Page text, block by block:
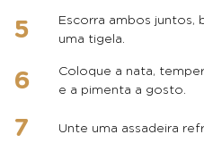
Escorra ambos juntos,
uma tigela.
Coloque a nata,
e a pimenta a gosto.
Unte uma assadeira